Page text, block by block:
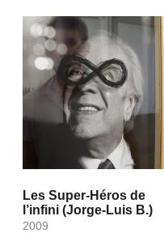
Les Super-Héros de
l’infini (Jorge-Luis B.)
2009